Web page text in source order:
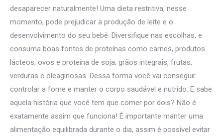
desaparecer naturalmente! Uma dieta restritiva, nesse
momento, pode prejudicar a produção de leite e o
desenvolvimento do seu bebê. Diversifique nas escolhas, e
consuma boas fontes de proteínas como carnes, produtos
lácteos, ovos e proteína de soja; grãos integrais, frutas,
verduras e oleaginosas. Dessa forma você vai conseguir
controlar a fome e manter o corpo saudável e nutrido. E sabe
aquela história que você tem que comer por dois? Não é
exatamente assim que funciona! É importante manter uma
alimentação equilibrada durante o dia, assim é possível evitar